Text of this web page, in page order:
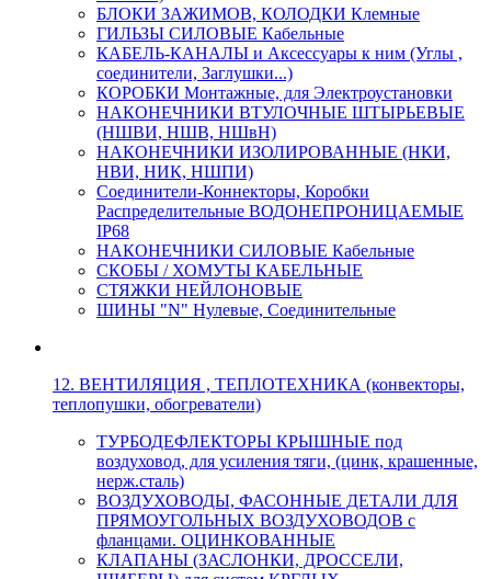
БЛОКИ ЗАЖИМОВ, КОЛОДКИ Клемные
ГИЛЬЗЫ СИЛОВЫЕ Кабельные
КАБЕЛЬ-КАНАЛЫ и Аксессуары к ним (Углы ,
соединители, Заглушки...)
КОРОБКИ Монтажные, для Электроустановки
НАКОНЕЧНИКИ ВТУЛОЧНЫЕ ШТЫРЬЕВЫЕ
(НШВИ, НШВ, НШвН)
НАКОНЕЧНИКИ ИЗОЛИРОВАННЫЕ (НКИ,
НВИ, НИК, НШПИ)
Соединители-Коннекторы, Коробки
Распределительные ВОДОНЕПРОНИЦАЕМЫЕ
IP68
НАКОНЕЧНИКИ СИЛОВЫЕ Кабельные
СКОБЫ / ХОМУТЫ КАБЕЛЬНЫЕ
СТЯЖКИ НЕЙЛОНОВЫЕ
ШИНЫ "N" Нулевые, Соединительные
12. ВЕНТИЛЯЦИЯ , ТЕПЛОТЕХНИКА (конвекторы,
теплопушки, обогреватели)
ТУРБОДЕФЛЕКТОРЫ КРЫШНЫЕ под
воздуховод, для усиления тяги, (цинк, крашенные,
нерж.сталь)
ВОЗДУХОВОДЫ, ФАСОННЫЕ ДЕТАЛИ ДЛЯ
ПРЯМОУГОЛЬНЫХ ВОЗДУХОВОДОВ с
фланцами. ОЦИНКОВАННЫЕ
КЛАПАНЫ (ЗАСЛОНКИ, ДРОССЕЛИ,